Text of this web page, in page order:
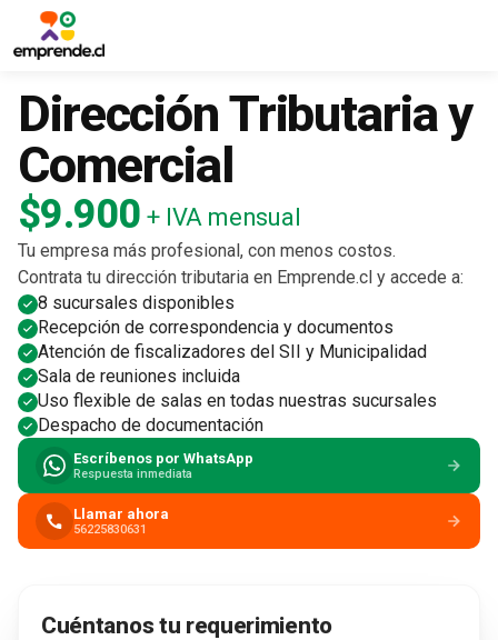
Dirección Tributaria y
Comercial
$9.900 + IVA mensual
Tu empresa más profesional, con menos costos.
Contrata tu dirección tributaria en Emprende.cl y accede a:
8 sucursales disponibles
Recepción de correspondencia y documentos
Atención de fiscalizadores del SII y Municipalidad
Sala de reuniones incluida
Uso flexible de salas en todas nuestras sucursales
Despacho de documentación
Escríbenos por WhatsApp
Respuesta inmediata
Llamar ahora
56225830631
Cuéntanos tu requerimiento